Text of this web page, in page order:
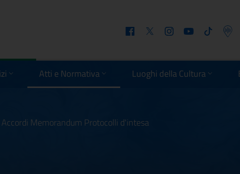
FacebookTwitter InstagramYoutube Tiktok Podcast
Atti e Normativa Luoghi della Cultura
Accordi Memorandum Protocolli d'intesa